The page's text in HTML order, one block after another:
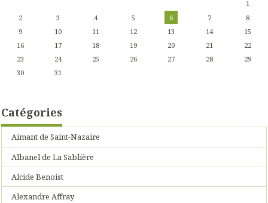
1
2
3 4 5 6 7
8
9
10 11 12 13 14
15
16
17 18 19 20 21
22
23
24 25 26 27 28
29
30
31
Catégories
Aimant de Saint-Nazaire
Albanel de La Sablière
Alcide Benoist
Alexandre Affray